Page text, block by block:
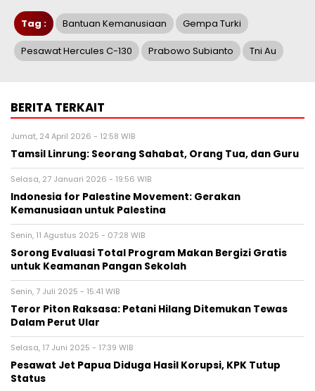
Tag : Bantuan Kemanusiaan Gempa Turki
Pesawat Hercules C-130 Prabowo Subianto Tni Au
BERITA TERKAIT
Jumat, 24 April 2026 - 12:58 WIB
Tamsil Linrung: Seorang Sahabat, Orang Tua, dan Guru
Selasa, 27 Januari 2026 - 19:56 WIB
Indonesia for Palestine Movement: Gerakan
Kemanusiaan untuk Palestina
Senin, 11 Agustus 2025 - 07:28 WIB
Sorong Evaluasi Total Program Makan Bergizi Gratis
untuk Keamanan Pangan Sekolah
Senin, 7 Juli 2025 - 15:41 WIB
Teror Piton Raksasa: Petani Hilang Ditemukan Tewas
Dalam Perut Ular
Selasa, 17 Juni 2025 - 17:39 WIB
Pesawat Jet Papua Diduga Hasil Korupsi, KPK Tutup
Status